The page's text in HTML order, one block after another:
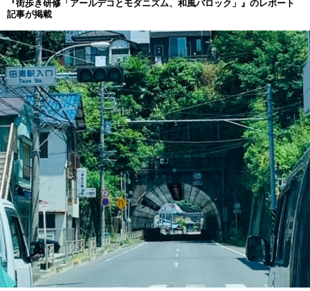
『街歩き研修「アールデコとモダニズム、和風バロック」』のレポート
記事が掲載